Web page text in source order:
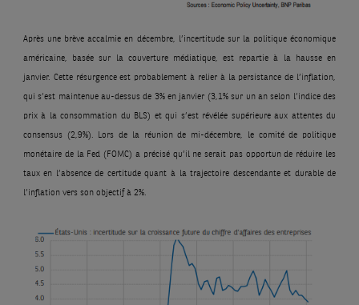
Après une brève accalmie en décembre, l’incertitude sur la politique économique
américaine, basée sur la couverture médiatique, est repartie à la hausse en
janvier. Cette résurgence est probablement à relier à la persistance de l’inflation,
qui s’est maintenue au-dessus de 3% en janvier (3,1% sur un an selon l’indice des
prix à la consommation du BLS) et qui s’est révélée supérieure aux attentes du
consensus (2,9%). Lors de la réunion de mi-décembre, le comité de politique
monétaire de la Fed (FOMC) a précisé qu’il ne serait pas opportun de réduire les
taux en l’absence de certitude quant à la trajectoire descendante et durable de
l’inflation vers son objectif à 2%.